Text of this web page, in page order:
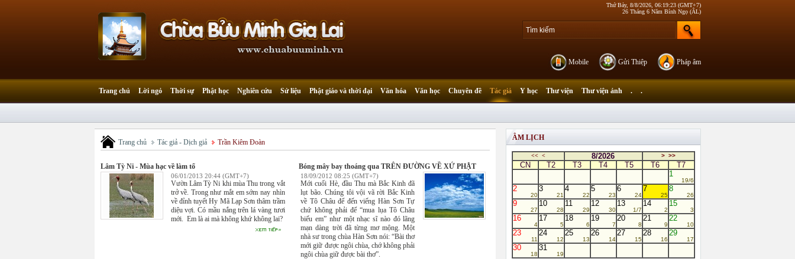
Thứ Bảy, 8/8/2026, 06:19:23 (GMT+7)
26 Tháng 6 Năm Bính Ngọ (ÂL)
Pháp âm
Gửi Thiệp
Mobile
Trang chủ Lời ngỏ Thời sự Phật học Nghiên cứu Sử liệu Phật giáo và thời đại Văn hóa Văn học Chuyên đề Tác giả Y học Thư viện Thư viện ảnh . .
Trang chủ Tác giả - Dịch giả Trần Kiêm Đoàn
Lâm Tỳ Ni - Mùa hạc về làm tổ
06/01/2013 20:44 (GMT+7)
Vườn Lâm Tỳ Ni khi mùa Thu trong vắt
trở về. Trong như mắt em sớm nay nhìn
về đỉnh tuyết Hy Mã Lạp Sơn thâm trầm
diệu vợi. Có mầu nắng trên lá vàng tươi
mới. Em là ai mà không khứ không lai?
Bóng mây bay thoáng qua TRÊN ĐƯỜNG VỀ XỨ PHẬT
18/09/2012 08:25 (GMT+7)
Mới cuối Hè, đầu Thu mà Bắc Kinh đã
lụt bão. Chúng tôi vội vã rời Bắc Kinh
về Tô Châu để đến viếng Hàn Sơn Tự
chứ không phải để “mua lụa Tô Châu
biếu em” như một nhạc sĩ nào đó lãng
mạn dàng trời đã từng mơ mộng. Một
nhà sư trong chùa Hàn Sơn nói: “Bài thơ
mới giữ được ngôi chùa, chớ không phải
ngôi chùa giữ được bài thơ”.
ÂM LỊCH
<< < 8/2026 > >>
CN T2 T3 T4 T5 T6
T7
1
19/6
2
20
3
21
4
22
5
23
6
24
7
25
8
26
9
27
10
28
11
29
12
30
13
1/7
14
2
15
3
16
4
17
5
18
6
19
7
20
8
21
9
22
10
23
11
24
12
25
13
26
14
27
15
28
16
29
17
30
18
31
19